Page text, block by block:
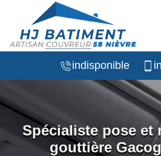
indisponible
Spécialiste pose et
gouttière